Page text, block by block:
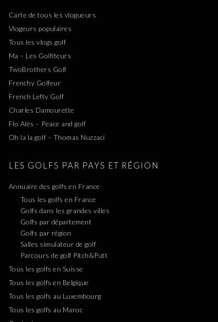
Carte de tous les vlogueurs
Vlogeurs populaires
Tous les vlogs golf
Ma – Les Golfiteurs
TwoBrothers Golf
Frenchy Golfeur
French Lefty Golf
Charles Damourette
Flo Alès – Peace and golf
Oh la la golf – Thomas Nuzzaci
LES GOLFS PAR PAYS ET RÉGION
Annuaire des golfs en France
Tous les golfs en France
Golfs dans les grandes villes
Golfs par département
Golfs par région
Salles simulateur de golf
Parcours de golf Pitch&Putt
Tous les golfs en Suisse
Tous les golfs en Belgique
Tous les golfs au Luxembourg
Tous les golfs au Maroc